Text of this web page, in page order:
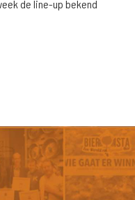
de line-up bekend